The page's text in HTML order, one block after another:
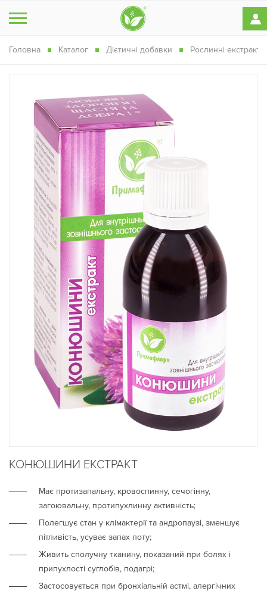
Головна Каталог Дієтичні добавки Рослинні екстракти
КОНЮШИНИ ЕКСТРАКТ
Має протизапальну, кровоспинну, сечогінну,
загоювальну, протипухлинну активність;
Полегшує стан у клімактерії та андропаузі, зменшує
пітливість, усуває запах поту;
Живить сполучну тканину, показаний при болях і
припухлості суглобів, подагрі;
Застосовується при бронхіальній астмі, алергічних